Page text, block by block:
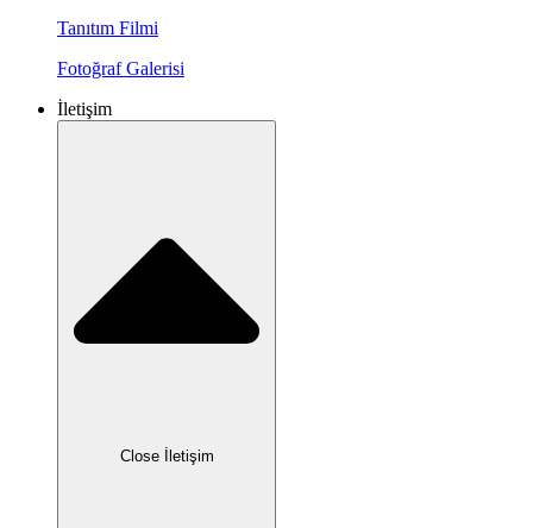
Tanıtım Filmi
Fotoğraf Galerisi
İletişim
Close İletişim